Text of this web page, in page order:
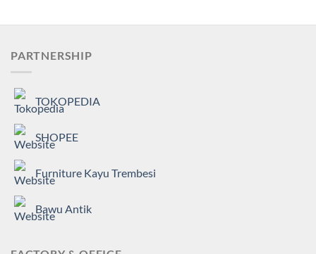
PARTNERSHIP
TOKOPEDIA
SHOPEE
Furniture Kayu Trembesi
Bawu Antik